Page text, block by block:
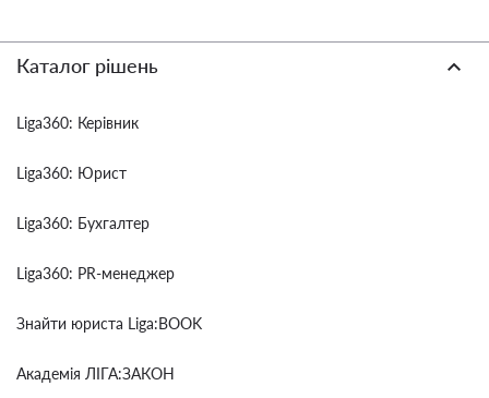
Каталог рішень
Liga360: Керівник
Liga360: Юрист
Liga360: Бухгалтер
Liga360: PR-менеджер
Знайти юриста Liga:BOOK
Академія ЛІГА:ЗАКОН